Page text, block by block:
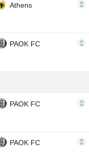
Athens
PAOK FC
PAOK FC
PAOK FC